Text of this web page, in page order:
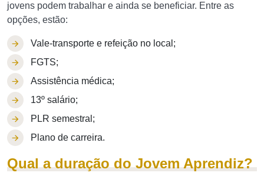
jovens podem trabalhar e ainda se beneficiar. Entre as
opções, estão:
Vale-transporte e refeição no local;
FGTS;
Assistência médica;
13º salário;
PLR semestral;
Plano de carreira.
Qual a duração do Jovem Aprendiz?